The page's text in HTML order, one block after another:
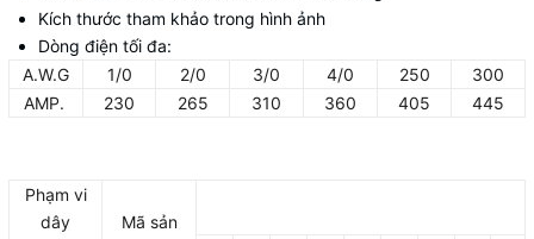
Kích thước tham khảo trong hình ảnh
Dòng điện tối đa:
A.W.G
1/0 2/0 3/0 4/0 250
300
AMP.
230 265 310 360 405 445
Phạm vi
dây
Mã sản